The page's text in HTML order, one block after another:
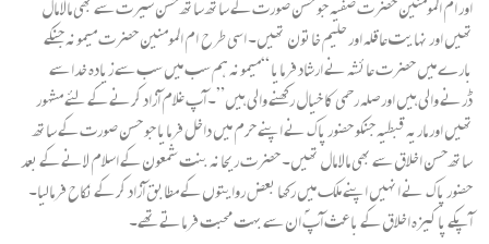
اور ام المومنین حضرت صفیہ جو حسن صورت کے ساتھ ساتھ حسن سیرت سے بھی مالا مال
تھیں اور نہایت عاقلہ اور حلیم خاتون تھیں۔ اسی طرح ام المومنین حضرت میمونہ جنکے
بارے میں حضرت عائشہ نے ارشاد فرمایا “میمونہ ہم سب میں سب سے زیادہ خدا سے
ڈرنے والی ہیں اور صلہ رحمی کا خیال رکھنے والی ہیں”۔ آپ غلام آزاد کرنے کے لئے مشہور
تھیں اور ماریہ قبطیہ جنکو حضور پاک نے اپنے حرم میں داخل فرمایا جو حسن صورت کے ساتھ
ساتھ حسن اخلاق سے بھی مالا مال تھیں۔ حضرت ریحانہ بنت شمعون کے اسلام لانے کے بعد
حضور پاک نے انہیں اپنے ملک میں رکھا بعض روایتوں کے مطابق آزاد کر کے نکاح فرمالیا۔
آپکے پاکیزہ اخلاق کے باعث آپؐ ان سے بہت محبت فرماتے تھے۔